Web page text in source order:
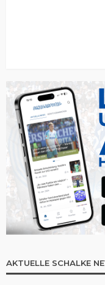
AKTUELLE SCHALKE